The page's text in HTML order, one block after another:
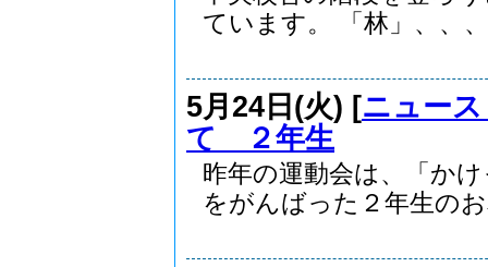
ています。 「林」、、
5月24日(火) [ニュー
て ２年生
昨年の運動会は、「か
をがんばった２年生の